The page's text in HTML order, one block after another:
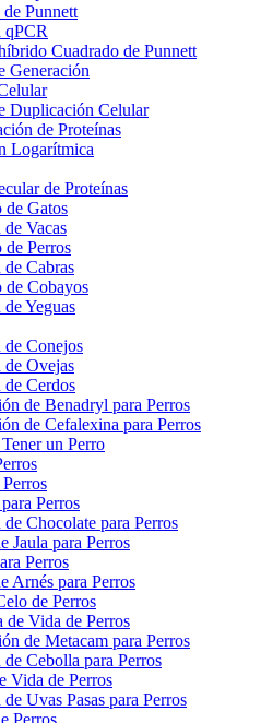
Punnett
qPCR
Cuadrado de Punnett
Generación
Duplicación Celular
de Proteínas
Logarítmica
de Proteínas
de Gatos
Vacas
de Perros
Cabras
de Cobayos
Yeguas
de Conejos
de Ovejas
de Cerdos
de Benadryl para Perros
de Cefalexina para Perros
un Perro
Perros
Chocolate para Perros
Jaula para Perros
Perros
Arnés para Perros
de Perros
de Vida de Perros
de Metacam para Perros
Cebolla para Perros
Vida de Perros
Uvas Pasas para Perros
Perros